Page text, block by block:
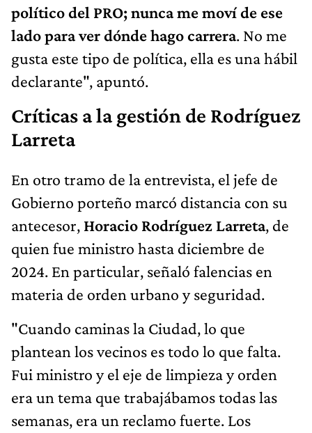
político del PRO; nunca me moví de ese
lado para ver dónde hago carrera. No me
gusta este tipo de política, ella es una hábil
declarante", apuntó.
Críticas a la gestión de Rodríguez
Larreta
En otro tramo de la entrevista, el jefe de
Gobierno porteño marcó distancia con su
antecesor, Horacio Rodríguez Larreta, de
quien fue ministro hasta diciembre de
2024. En particular, señaló falencias en
materia de orden urbano y seguridad.
"Cuando caminas la Ciudad, lo que
plantean los vecinos es todo lo que falta.
Fui ministro y el eje de limpieza y orden
era un tema que trabajábamos todas las
semanas, era un reclamo fuerte. Los